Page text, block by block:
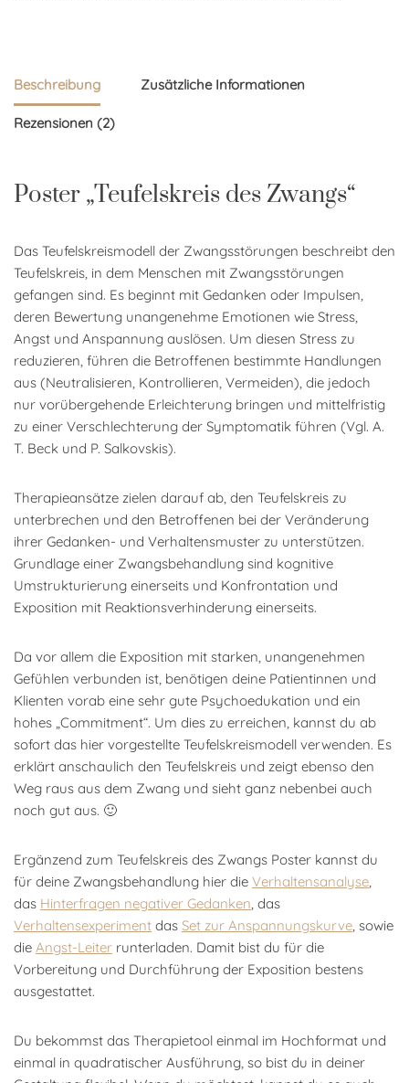
Beschreibung Zusätzliche Informationen
Rezensionen (2)
Poster „Teufelskreis des Zwangs“
Das Teufelskreismodell der Zwangsstörungen beschreibt den
Teufelskreis, in dem Menschen mit Zwangsstörungen
gefangen sind. Es beginnt mit Gedanken oder Impulsen,
deren Bewertung unangenehme Emotionen wie Stress,
Angst und Anspannung auslösen. Um diesen Stress zu
reduzieren, führen die Betroffenen bestimmte Handlungen
aus (Neutralisieren, Kontrollieren, Vermeiden), die jedoch
nur vorübergehende Erleichterung bringen und mittelfristig
zu einer Verschlechterung der Symptomatik führen (Vgl. A.
T. Beck und P. Salkovskis).
Therapieansätze zielen darauf ab, den Teufelskreis zu
unterbrechen und den Betroffenen bei der Veränderung
ihrer Gedanken- und Verhaltensmuster zu unterstützen.
Grundlage einer Zwangsbehandlung sind kognitive
Umstrukturierung einerseits und Konfrontation und
Exposition mit Reaktionsverhinderung einerseits.
Da vor allem die Exposition mit starken, unangenehmen
Gefühlen verbunden ist, benötigen deine Patientinnen und
Klienten vorab eine sehr gute Psychoedukation und ein
hohes „Commitment“. Um dies zu erreichen, kannst du ab
sofort das hier vorgestellte Teufelskreismodell verwenden. Es
erklärt anschaulich den Teufelskreis und zeigt ebenso den
Weg raus aus dem Zwang und sieht ganz nebenbei auch
noch gut aus. 🙂
Ergänzend zum Teufelskreis des Zwangs Poster kannst du
für deine Zwangsbehandlung hier die Verhaltensanalyse,
das Hinterfragen negativer Gedanken, das
Verhaltensexperiment das Set zur Anspannungskurve, sowie
die Angst-Leiter runterladen. Damit bist du für die
Vorbereitung und Durchführung der Exposition bestens
ausgestattet.
Du bekommst das Therapietool einmal im Hochformat und
einmal in quadratischer Ausführung, so bist du in deiner